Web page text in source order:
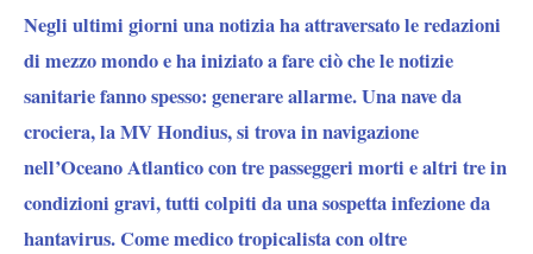
Negli ultimi giorni una notizia ha attraversato le redazioni
di mezzo mondo e ha iniziato a fare ciò che le notizie
sanitarie fanno spesso: generare allarme. Una nave da
crociera, la MV Hondius, si trova in navigazione
nell’Oceano Atlantico con tre passeggeri morti e altri tre in
condizioni gravi, tutti colpiti da una sospetta infezione da
hantavirus. Come medico tropicalista con oltre